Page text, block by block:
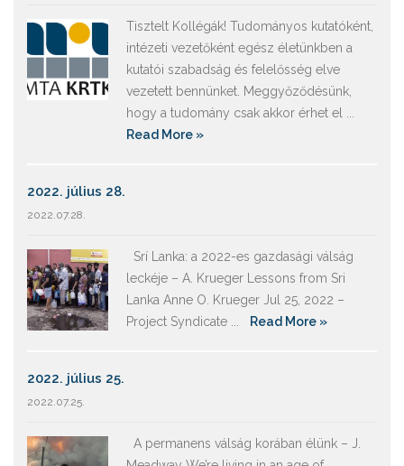
Tisztelt Kollégák! Tudományos kutatóként,
intézeti vezetőként egész életünkben a
kutatói szabadság és felelősség elve
vezetett bennünket. Meggyőződésünk,
hogy a tudomány csak akkor érhet el ...
Read More »
2022. július 28.
2022.07.28.
Srí Lanka: a 2022-es gazdasági válság
leckéje – A. Krueger Lessons from Sri
Lanka Anne O. Krueger Jul 25, 2022 –
Project Syndicate ...
Read More »
2022. július 25.
2022.07.25.
A permanens válság korában élünk – J.